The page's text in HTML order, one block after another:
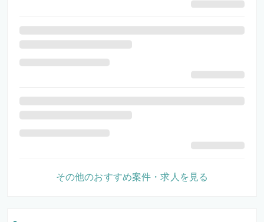
その他のおすすめ案件・求人を見る